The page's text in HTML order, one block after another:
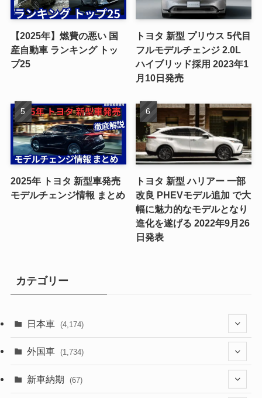
【2025年】燃費の悪い 国
産自動車 ランキング トッ
プ25
トヨタ 新型 プリウス 5代目
フルモデルチェンジ 2.0L
ハイブリッド採用 2023年1
月10日発売
2025年 トヨタ 新型車発売
モデルチェンジ情報 まとめ
トヨタ 新型 ハリアー 一部
改良 PHEVモデル追加 で大
幅に魅力的なモデルとなり
進化を遂げる 2022年9月26
日発表
カテゴリー
日本車 (4,174)
(1,321)
(329)
外国車 (1,734)
新車納期 (67)